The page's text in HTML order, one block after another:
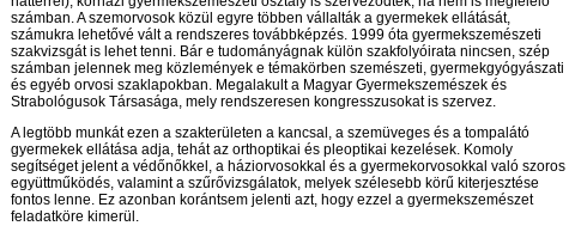
számban. A szemorvosok közül egyre többen vállalták a gyermekek ellátását,
számukra lehetővé vált a rendszeres továbbképzés. 1999 óta gyermekszemészeti
szakvizsgát is lehet tenni. Bár e tudományágnak külön szakfolyóirata nincsen, szép
számban jelennek meg közlemények e témakörben szemészeti, gyermekgyógyászati
és egyéb orvosi szaklapokban. Megalakult a Magyar Gyermekszemészek és
Strabológusok Társasága, mely rendszeresen kongresszusokat is szervez.
A legtöbb munkát ezen a szakterületen a kancsal, a szemüveges és a tompalátó
gyermekek ellátása adja, tehát az orthoptikai és pleoptikai kezelések. Komoly
segítséget jelent a védőnőkkel, a háziorvosokkal és a gyermekorvosokkal való szoros
együttműködés, valamint a szűrővizsgálatok, melyek szélesebb körű kiterjesztése
fontos lenne. Ez azonban korántsem jelenti azt, hogy ezzel a gyermekszemészet
feladatköre kimerül.